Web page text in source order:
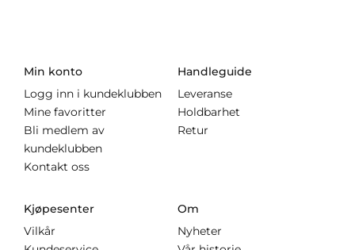
Min konto
Logg inn i kundeklubben
Mine favoritter
Bli medlem av
kundeklubben
Kontakt oss
Handleguide
Leveranse
Holdbarhet
Retur
Kjøpesenter
Vilkår
Om
Nyheter